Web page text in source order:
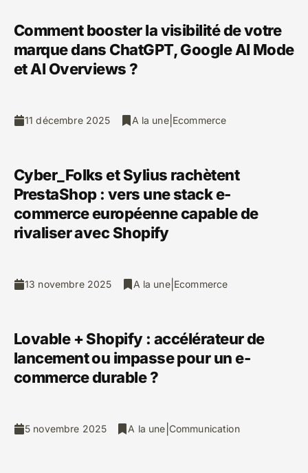
Comment booster la visibilité de votre
marque dans ChatGPT, Google AI Mode
et AI Overviews ?
11 décembre 2025 A la une| Ecommerce
Cyber_Folks et Sylius rachètent
PrestaShop : vers une stack e-
commerce européenne capable de
rivaliser avec Shopify
13 novembre 2025 A la une| Ecommerce
Lovable + Shopify : accélérateur de
lancement ou impasse pour un e-
commerce durable ?
5 novembre 2025 A la une Communication